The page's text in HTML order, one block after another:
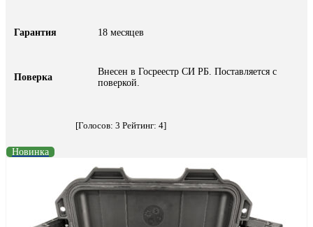
Гарантия 18 месяцев
Поверка
Внесен в Госреестр СИ РБ. Поставляется с
поверкой.
[Голосов: 3 Рейтинг: 4]
Новинка